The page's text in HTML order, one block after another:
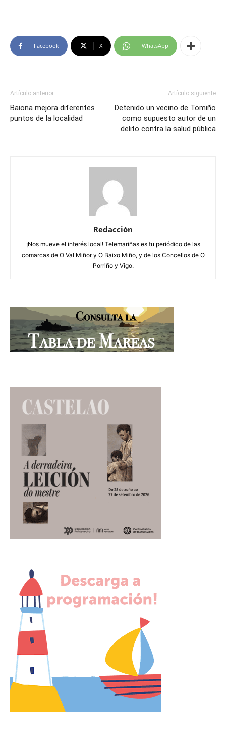
Facebook X WhatsApp
Artículo anterior
Baiona mejora diferentes
puntos de la localidad
Artículo siguiente
Detenido un vecino de Tomiño
como supuesto autor de un
delito contra la salud pública
Redacción
¡Nos mueve el interés local! Telemariñas es tu periódico de las
comarcas de O Val Miñor y O Baixo Miño, y de los Concellos de O
Porriño y Vigo.